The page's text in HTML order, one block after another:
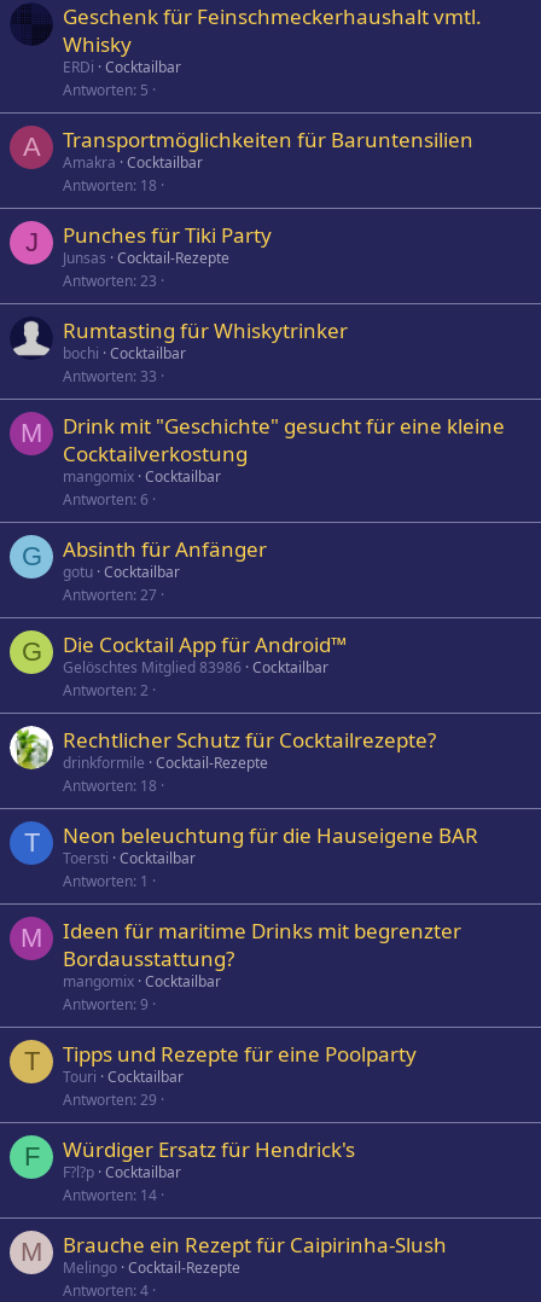
Geschenk für Feinschmeckerhaushalt vmtl.
Whisky
ERDi Cocktailbar
Antworten 5
A Transportmöglichkeiten für Baruntensilien
Amakra Cocktailbar
Antworten 18
J Punches für Tiki Party
Junsas Cocktail-Rezepte
Antworten 23
Rumtasting für Whiskytrinker
bochi Cocktailbar
Antworten 33
M
Drink mit "Geschichte" gesucht für eine kleine
Cocktailverkostung
mangomix Cocktailbar
Antworten 6
G Absinth für Anfänger
gotu Cocktailbar
Antworten 27
G Die Cocktail App für Android™
Gelöschtes Mitglied 83986 Cocktailbar
Antworten 2
Rechtlicher Schutz für Cocktailrezepte?
drinkformile Cocktail-Rezepte
Antworten 18
T Neon beleuchtung für die Hauseigene BAR
Toersti Cocktailbar
Antworten 1
M
Ideen für maritime Drinks mit begrenzter
Bordausstattung?
mangomix Cocktailbar
Antworten 9
T Tipps und Rezepte für eine Poolparty
Touri Cocktailbar
Antworten 29
F Würdiger Ersatz für Hendrick's
F?l?p Cocktailbar
Antworten 14
M Brauche ein Rezept für Caipirinha-Slush
Melingo Cocktail-Rezepte
Antworten 4